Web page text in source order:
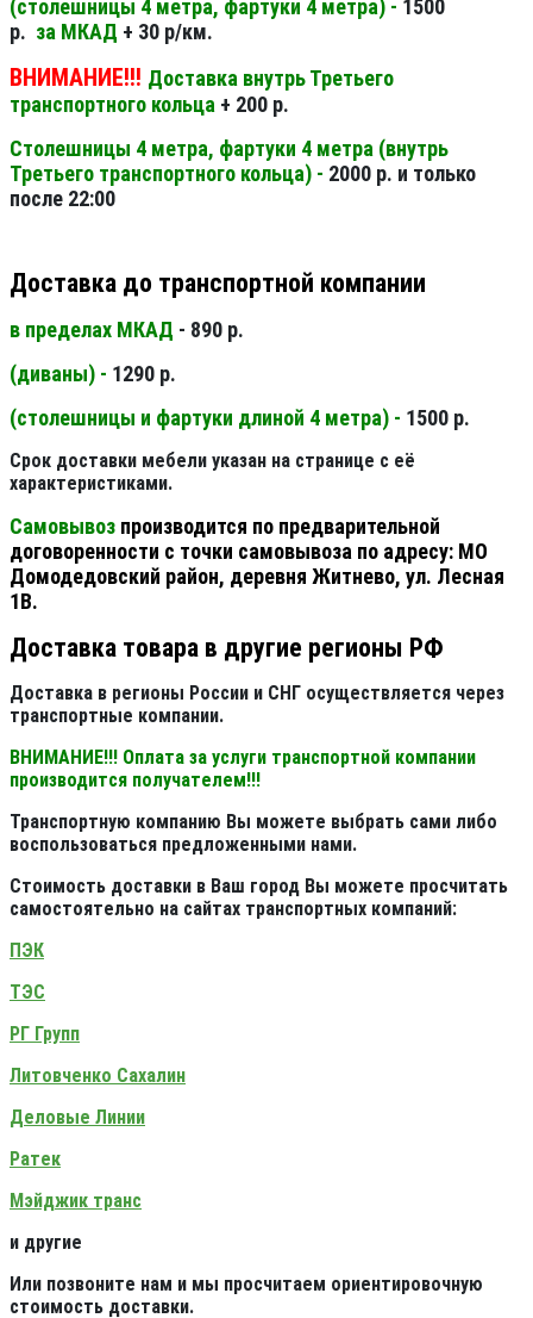
(столешницы 4 метра, фартуки 4 метра) - 1500
р. за МКАД + 30 р/км.
ВНИМАНИЕ!!! Доставка внутрь Третьего
транспортного кольца + 200 р.
Столешницы 4 метра, фартуки 4 метра (внутрь
Третьего транспортного кольца) - 2000 р. и только
после 22:00
Доставка до транспортной компании
в пределах МКАД - 890 р.
(диваны) - 1290 р.
(столешницы и фартуки длиной 4 метра) - 1500 р.
Срок доставки мебели указан на странице с её
характеристиками.
Самовывоз производится по предварительной
договоренности с точки самовывоза по адресу: МО
Домодедовский район, деревня Житнево, ул. Лесная
1В.
Доставка товара в другие регионы РФ
Доставка в регионы России и СНГ осуществляется через
транспортные компании.
ВНИМАНИЕ!!! Оплата за услуги транспортной компании
производится получателем!!!
Транспортную компанию Вы можете выбрать сами либо
воспользоваться предложенными нами.
Стоимость доставки в Ваш город Вы можете просчитать
самостоятельно на сайтах транспортных компаний:
ПЭК
ТЭС
РГ Групп
Литовченко Сахалин
Деловые Линии
Ратек
Мэйджик транс
и другие
Или позвоните нам и мы просчитаем ориентировочную
стоимость доставки.